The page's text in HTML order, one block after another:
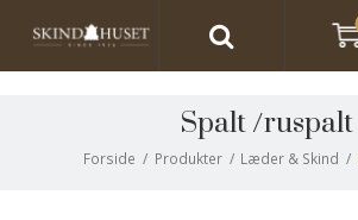
Spalt /ruspalt
Forside / Produkter / Læder & Skind /